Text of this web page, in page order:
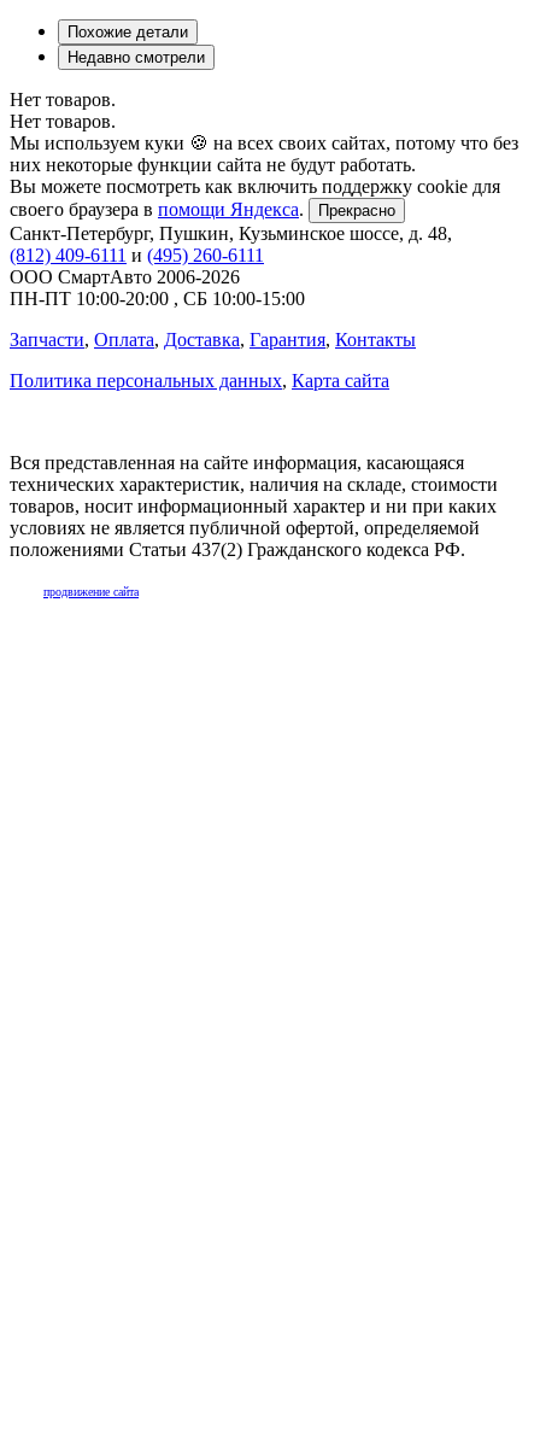
Похожие детали
Недавно смотрели
Нет товаров.
Нет товаров.
Мы используем куки 🍪 на всех своих сайтах, потому что без
них некоторые функции сайта не будут работать.
Вы можете посмотреть как включить поддержку cookie для
своего браузера в помощи Яндекса. Прекрасно
Санкт-Петербург, Пушкин, Кузьминское шоссе, д. 48,
(812) 409-6111 и (495) 260-6111
ООО СмартАвто 2006-2026
ПН-ПТ 10:00-20:00 , СБ 10:00-15:00
Запчасти, Оплата, Доставка, Гарантия, Контакты
Политика персональных данных, Карта сайта
Вся представленная на сайте информация, касающаяся
технических характеристик, наличия на складе, стоимости
товаров, носит информационный характер и ни при каких
условиях не является публичной офертой, определяемой
положениями Статьи 437(2) Гражданского кодекса РФ.
продвижение сайта